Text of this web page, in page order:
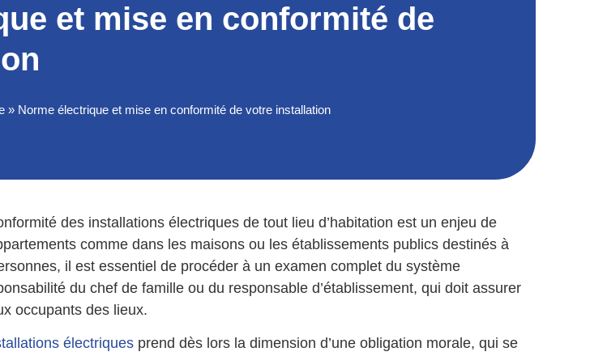
et mise en conformité de
» Norme électrique et mise en conformité de votre installation
des installations électriques de tout lieu d’habitation est un enjeu de
comme dans les maisons ou les établissements publics destinés à
il est essentiel de procéder à un examen complet du système
du chef de famille ou du responsable d’établissement, qui doit assurer
occupants des lieux.
électriques prend dès lors la dimension d’une obligation morale, qui se